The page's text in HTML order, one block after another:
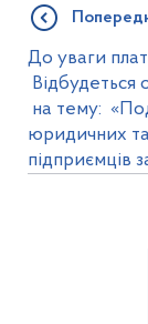
До уваги
Відбудеться
на тему:
юридичних та
підприємців